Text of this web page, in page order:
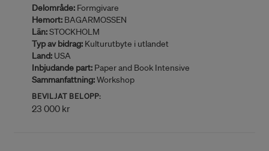
Delområde: Formgivare
Hemort: BAGARMOSSEN
Län:STOCKHOLM
Typ av bidrag: Kulturutbyte i utlandet
Land: USA
Inbjudande part: Paper and Book Intensive
Sammanfattning:Workshop
BEVILJAT BELOPP:
23 000 kr